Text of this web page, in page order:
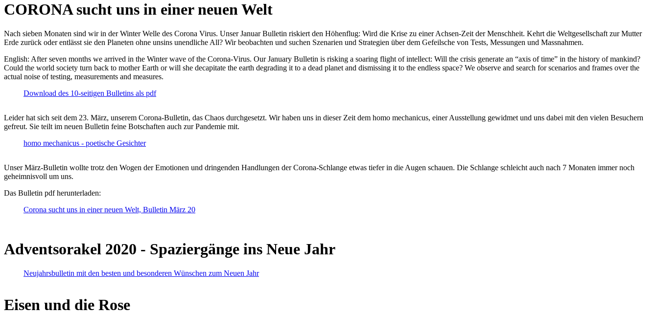
CORONA sucht uns in einer neuen Welt
Nach sieben Monaten sind wir in der Winter Welle des Corona Virus. Unser Januar Bulletin riskiert den Höhenflug: Wird die Krise zu einer Achsen-Zeit der Menschheit. Kehrt die Weltgesellschaft zur Mutter
Erde zurück oder entlässt sie den Planeten ohne unsins unendliche All? Wir beobachten und suchen Szenarien und Strategien über dem Gefeilsche von Tests, Messungen und Massnahmen.
English: After seven months we arrived in the Winter wave of the Corona-Virus. Our January Bulletin is risking a soaring flight of intellect: Will the crisis generate an “axis of time” in the history of mankind?
Could the world society turn back to mother Earth or will she decapitate the earth degrading it to a dead planet and dismissing it to the endless space? We observe and search for scenarios and frames over the
actual noise of testing, measurements and measures.
Download des 10-seitigen Bulletins als pdf
Leider hat sich seit dem 23. März, unserem Corona-Bulletin, das Chaos durchgesetzt. Wir haben uns in dieser Zeit dem homo mechanicus, einer Ausstellung gewidmet und uns dabei mit den vielen Besuchern
gefreut. Sie teilt im neuen Bulletin feine Botschaften auch zur Pandemie mit.
homo mechanicus - poetische Gesichter
Unser März-Bulletin wollte trotz den Wogen der Emotionen und dringenden Handlungen der Corona-Schlange etwas tiefer in die Augen schauen. Die Schlange schleicht auch nach 7 Monaten immer noch
geheimnisvoll um uns.
Das Bulletin pdf herunterladen:
Corona sucht uns in einer neuen Welt, Bulletin März 20
Adventsorakel 2020 - Spaziergänge ins Neue Jahr
Neujahrsbulletin mit den besten und besonderen Wünschen zum Neuen Jahr
Eisen und die Rose